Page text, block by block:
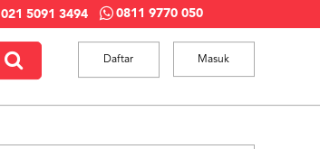
021 5091 3494 0811 9770 050
Masuk
Daftar